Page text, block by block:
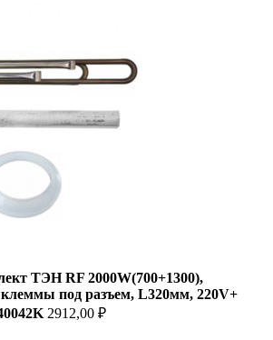
ТЭН RF 2000W(700+1300),
под разъем, L320мм, 220V+
2912,00 ₽